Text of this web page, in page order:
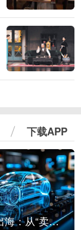
下载APP
中国汽车出海：从“卖出去”到“走进去”